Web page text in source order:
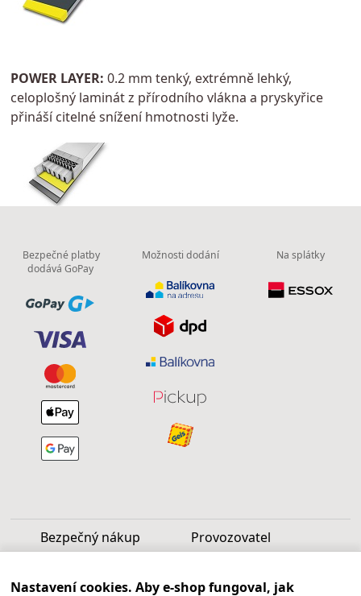
POWER LAYER: 0.2 mm tenký, extrémně lehký,
celoplošný laminát z přírodního vlákna a pryskyřice
přináší citelné snížení hmotnosti lyže.
Bezpečné platby
dodává GoPay
Možnosti dodání Na splátky
Bezpečný nákup Provozovatel
Nastavení cookies. Aby e-shop fungoval, jak